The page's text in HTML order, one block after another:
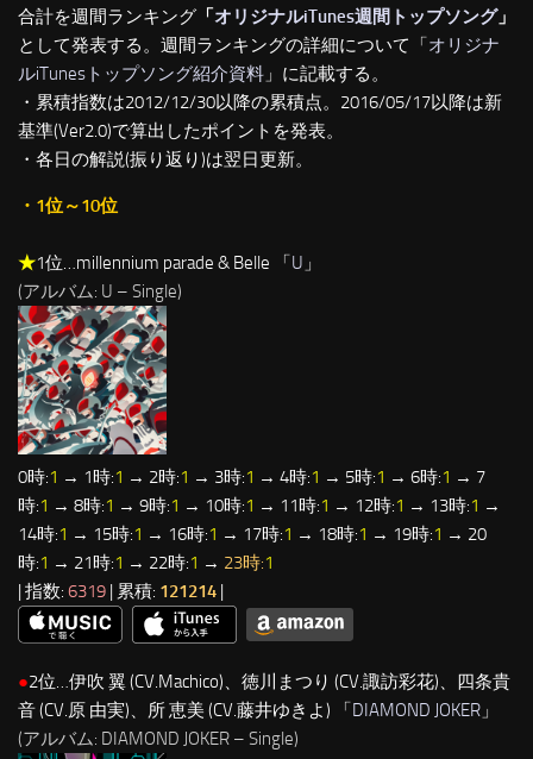
合計を週間ランキング 「オリジナルiTunes週間トップソング」
として発表する。週間ランキングの詳細について「オリジナ
ルiTunesトップソング紹介資料 」に記載する。
・累積指数は2012/12/30以降の累積点。2016/05/17以降は新
基準(Ver2.0)で算出したポイントを発表。
・各日の解説(振り返り)は翌日更新。
・1位～10位
★1位…millennium parade & Belle 「U 」
(アルバム: U – Single)
0時:1 → 1時:1 → 2時:1 → 3時:1 → 4時:1 → 5時:1 → 6時:1 → 7
時:1 → 8時:1 → 9時:1 → 10時:1 → 11時:1 → 12時:1 → 13時:1 →
14時:1 → 15時:1 → 16時:1 → 17時:1 → 18時:1 → 19時:1 → 20
時:1 → 21時:1 → 22時:1 → 23時:1
| 指数: 6319 | 累積: 121214 |
●2位…伊吹 翼 (CV.Machico)、徳川まつり (CV.諏訪彩花)、四条貴
音 (CV.原 由実)、所 恵美 (CV.藤井ゆきよ) 「DIAMOND JOKER 」
(アルバム: DIAMOND JOKER – Single)